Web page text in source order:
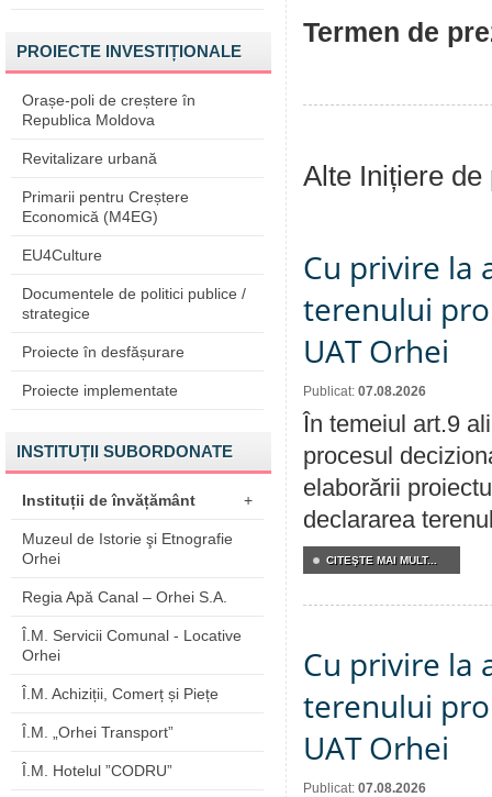
PROIECTE INVESTIȚIONALE
Orașe-poli de creștere în
Republica Moldova
Revitalizare urbană
Primarii pentru Creștere
Economică (M4EG)
EU4Culture
Documentele de politici publice /
strategice
Proiecte în desfășurare
Proiecte implementate
INSTITUȚII SUBORDONATE
Instituții de învățământ +
Muzeul de Istorie şi Etnografie
Orhei
Regia Apă Canal – Orhei S.A.
Î.M. Servicii Comunal - Locative
Orhei
Î.M. Achiziții, Comerț și Piețe
Î.M. „Orhei Transport”
Î.M. Hotelul ”CODRU”
Termen de
Alte Inițiere de
Cu privire la
terenului
UAT Orhei
Publicat: 07.08.2026
În temeiul art.9
procesul
elaborării
declararea
CITEŞTE MAI MULT...
Cu privire la
terenului
UAT Orhei
Publicat: 07.08.2026